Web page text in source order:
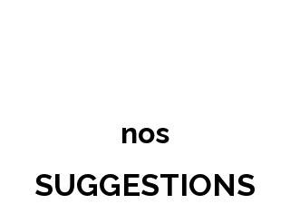
nos
SUGGESTIONS